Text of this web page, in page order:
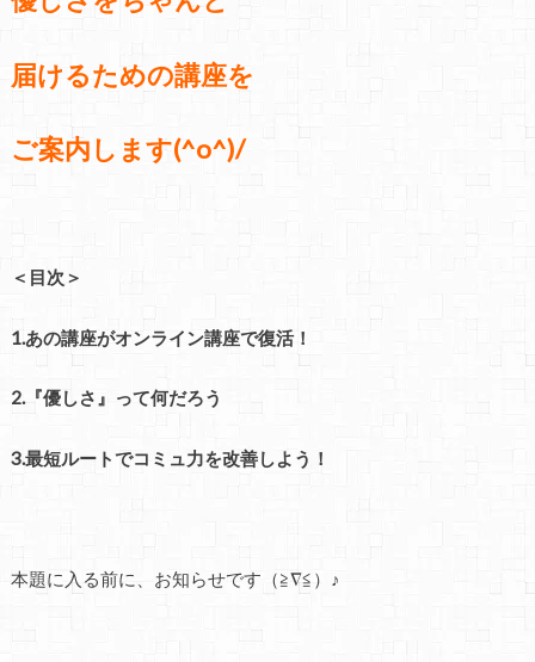
届けるための講座を
ご案内します(^o^)/
＜目次＞
1.あの講座がオンライン講座で復活！
2.『優しさ』って何だろう
3.最短ルートでコミュ力を改善しよう！
本題に入る前に、お知らせです（≧∇≦）♪